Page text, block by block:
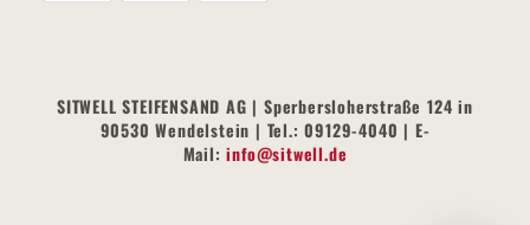
SITWELL STEIFENSAND AG | Sperbersloherstraße 124 in
90530 Wendelstein | Tel.: 09129-4040 | E-
Mail:info@sitwell.de